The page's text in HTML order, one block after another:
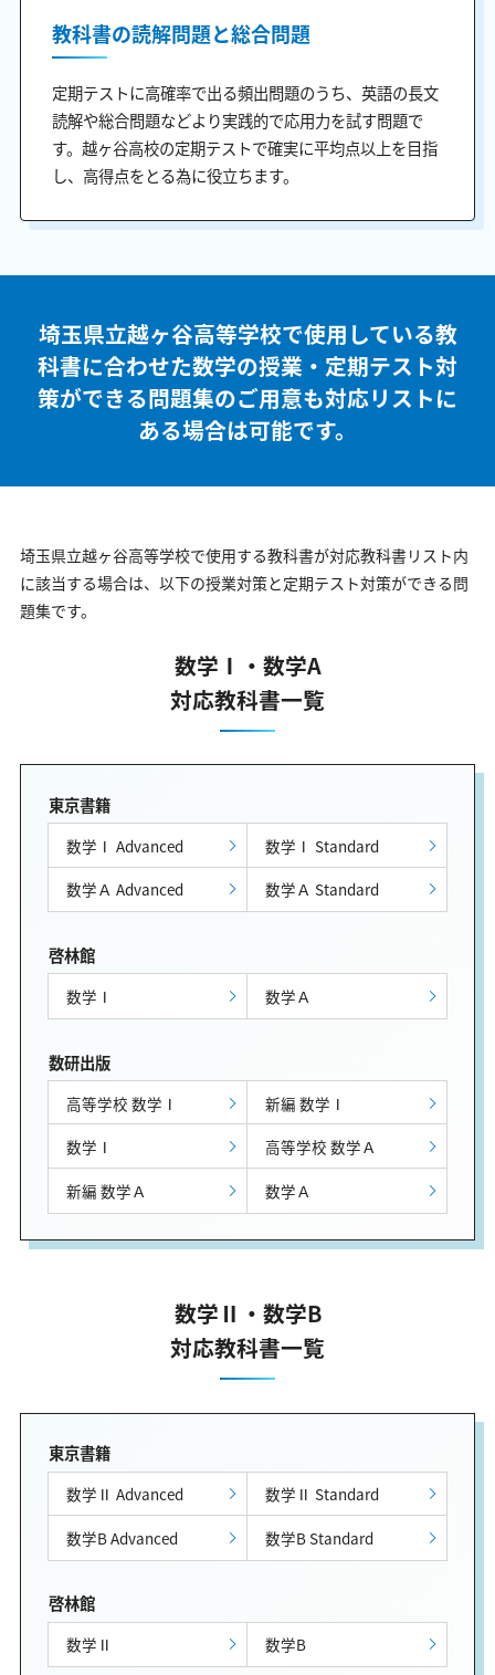
教科書の読解問題と総合問題
定期テストに高確率で出る頻出問題のうち、英語の長文
読解や総合問題などより実践的で応用力を試す問題で
す。越ヶ谷高校の定期テストで確実に平均点以上を目指
し、高得点をとる為に役立ちます。
埼玉県立越ヶ谷高等学校で使用している教
科書に合わせた数学の授業・定期テスト対
策ができる問題集のご用意も対応リストに
ある場合は可能です。
埼玉県立越ヶ谷高等学校で使用する教科書が対応教科書リスト内
に該当する場合は、以下の授業対策と定期テスト対策ができる問
題集です。
数学Ⅰ・数学A
対応教科書一覧
東京書籍
数学Ⅰ Advanced
数学Ⅰ Standard
数学Ａ Advanced
数学Ａ Standard
啓林館
数学Ⅰ 数学Ａ
数研出版
高等学校 数学Ⅰ
新編 数学Ⅰ
数学Ⅰ
高等学校 数学Ａ
新編 数学Ａ
数学Ａ
数学Ⅱ・数学B
対応教科書一覧
東京書籍
数学Ⅱ Advanced
数学Ⅱ Standard
数学B Advanced
数学B Standard
啓林館
数学Ⅱ 数学B